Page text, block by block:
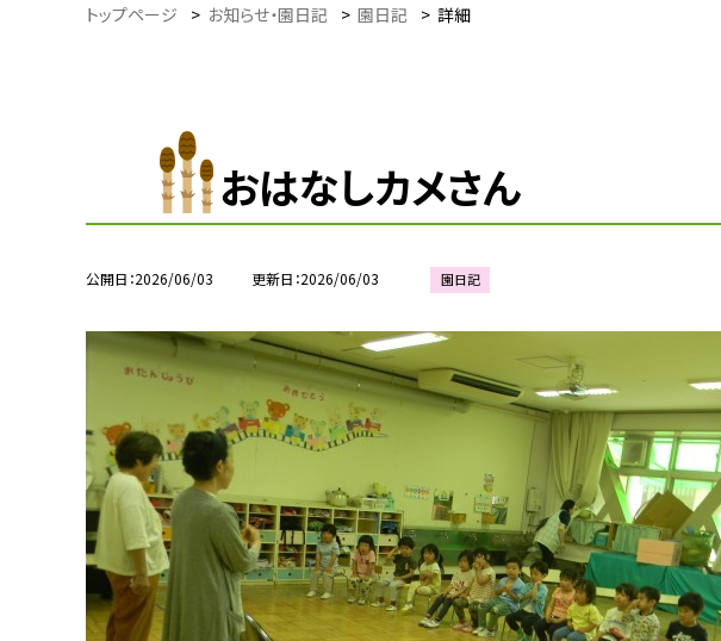
トップページ > お知らせ・園日記 > 園日記 > 詳細
おはなしカメさん
公開日 2026/06/03 更新日 2026/06/03 園日記